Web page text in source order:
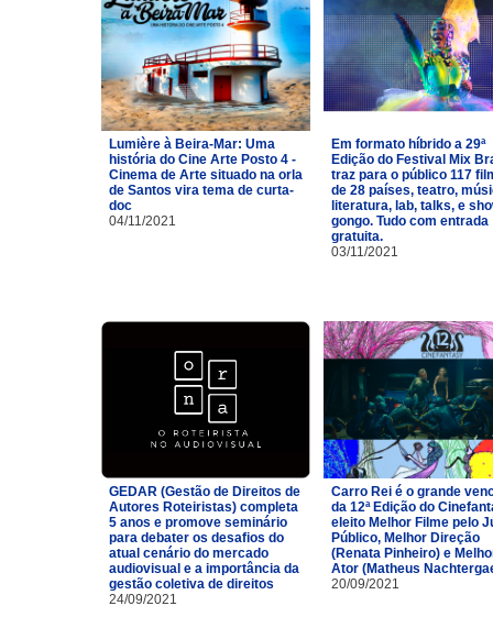
Lumière à Beira-Mar: Uma
história do Cine Arte Posto 4 -
Cinema de Arte situado na orla
de Santos vira tema de curta-
doc
04/11/2021
Em formato híbrido a 29ª
Edição do Festival Mix
traz para o público 117
de 28 países, teatro,
literatura, lab, talks, e
gongo. Tudo com entrada
gratuita.
03/11/2021
GEDAR (Gestão de Direitos de
Autores Roteiristas) completa
5 anos e promove seminário
para debater os desafios do
atual cenário do mercado
audiovisual e a importância da
gestão coletiva de direitos
24/09/2021
Carro Rei é o grande
da 12ª Edição do
eleito Melhor Filme pelo
Público, Melhor Direção
(Renata Pinheiro) e
Ator (Matheus
20/09/2021